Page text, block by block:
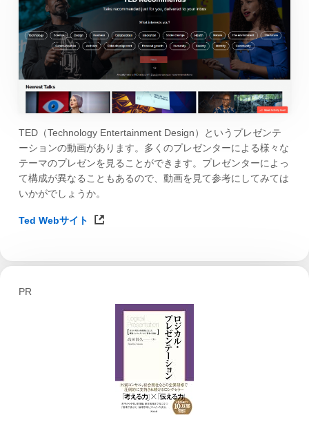
TED（Technology Entertainment Design）というプレゼンテ
ーションの動画があります。多くのプレゼンターによる様々な
テーマのプレゼンを見ることができます。プレゼンターによっ
て構成が異なることもあるので、動画を見て参考にしてみては
いかがでしょうか。
Ted Webサイト
PR